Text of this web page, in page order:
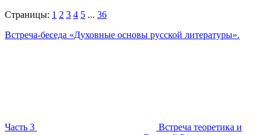
Страницы: 1 2 3 4 5 ... 36
Встреча-беседа «Духовные основы русской литературы».
Часть 3
Встреча теоретика и